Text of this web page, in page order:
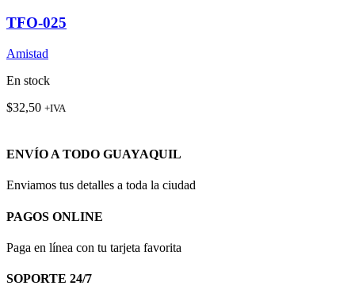
TFO-025
Amistad
En stock
$32,50 +IVA
ENVÍO A TODO GUAYAQUIL
Enviamos tus detalles a toda la ciudad
PAGOS ONLINE
Paga en línea con tu tarjeta favorita
SOPORTE 24/7